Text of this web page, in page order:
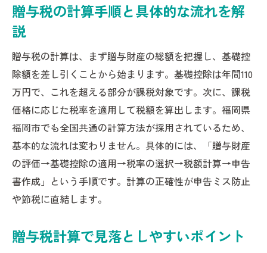
贈与税の計算手順と具体的な流れを解
説
贈与税の計算は、まず贈与財産の総額を把握し、基礎控
除額を差し引くことから始まります。基礎控除は年間110
万円で、これを超える部分が課税対象です。次に、課税
価格に応じた税率を適用して税額を算出します。福岡県
福岡市でも全国共通の計算方法が採用されているため、
基本的な流れは変わりません。具体的には、「贈与財産
の評価→基礎控除の適用→税率の選択→税額計算→申告
書作成」という手順です。計算の正確性が申告ミス防止
や節税に直結します。
贈与税計算で見落としやすいポイント